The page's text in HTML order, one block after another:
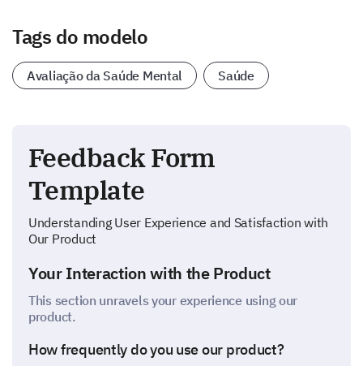
Tags do modelo
Avaliação da Saúde Mental Saúde
Feedback Form
Template
Understanding User Experience and Satisfaction with
Our Product
Your Interaction with the Product
This section unravels your experience using our
product.
How frequently do you use our product?